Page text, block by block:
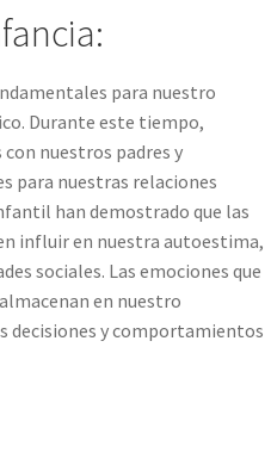
para nuestro
Durante este tiempo,
nuestros padres y
para nuestras relaciones
han demostrado que las
influir en nuestra autoestima,
sociales. Las emociones que
en nuestro
decisiones y comportamientos